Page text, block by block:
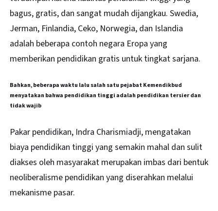
bagus, gratis, dan sangat mudah dijangkau. Swedia,
Jerman, Finlandia, Ceko, Norwegia, dan Islandia
adalah beberapa contoh negara Eropa yang
memberikan pendidikan gratis untuk tingkat sarjana.
Bahkan, beberapa waktu lalu salah satu pejabat Kemendikbud
menyatakan bahwa pendidikan tinggi adalah pendidikan tersier dan
tidak wajib
Pakar pendidikan, Indra Charismiadji, mengatakan
biaya pendidikan tinggi yang semakin mahal dan sulit
diakses oleh masyarakat merupakan imbas dari bentuk
neoliberalisme pendidikan yang diserahkan melalui
mekanisme pasar.